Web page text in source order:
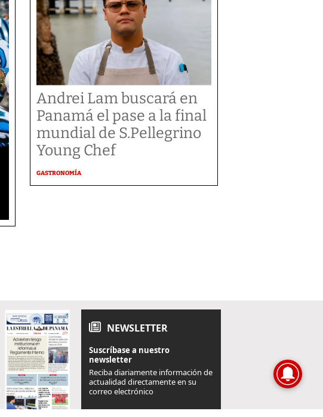
Andrei Lam buscará en
Panamá el pase a la final
mundial de S.Pellegrino
Young Chef
GASTRONOMÍA
NEWSLETTER
Suscríbase a nuestro
newsletter
Reciba diariamente información de
actualidad directamente en su
correo electrónico